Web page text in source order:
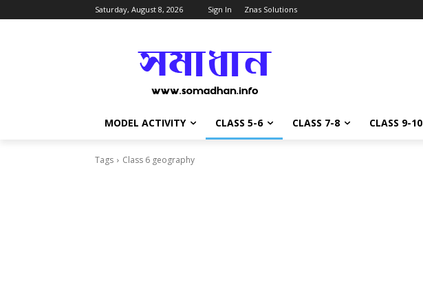
Saturday, August 8, 2026 Sign In Znas Solutions
MODEL ACTIVITY CLASS 5-6 CLASS 7-8 CLASS 9-10
Tags Class 6 geography